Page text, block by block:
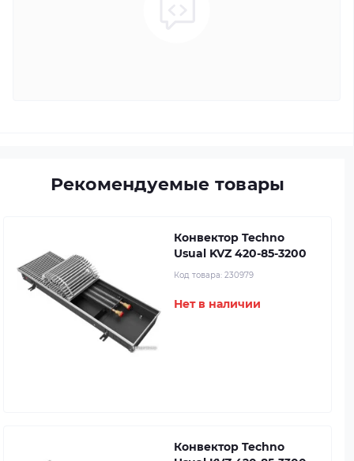
Рекомендуемые товары
Конвектор Techno
Usual KVZ 420-85-3200
Код товара: 230979
Нет в наличии
Конвектор Techno